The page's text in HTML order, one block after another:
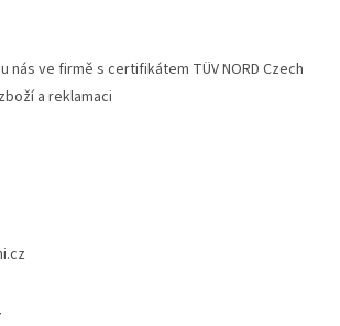
nás ve firmě s certifikátem TÜV NORD Czech
a reklamaci